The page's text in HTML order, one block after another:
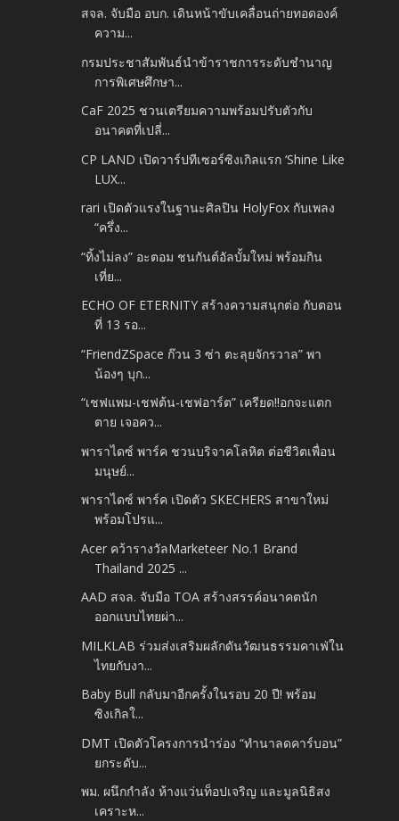
สจล. จับมือ อบก. เดินหน้าขับเคลื่อนถ่ายทอดองค์
ความ...
กรมประชาสัมพันธ์นำข้าราชการระดับชำนาญ
การพิเศษศึกษา...
CaF 2025 ชวนเตรียมความพร้อมปรับตัวกับ
อนาคตที่เปลี่...
CP LAND เปิดวาร์ปทีเซอร์ซิงเกิลแรก ‘Shine Like
LUX...
rari เปิดตัวแรงในฐานะศิลปิน HolyFox กับเพลง
“ครึ่ง...
“ทิ้งไม่ลง” อะตอม ชนกันต์อัลบั้มใหม่ พร้อมกิน
เที่ย...
ECHO OF ETERNITY สร้างความสนุกต่อ กับตอน
ที่ 13 รอ...
“FriendZSpace ก๊วน 3 ซ่า ตะลุยจักรวาล” พา
น้องๆ บุก...
“เชฟแพม-เชฟต้น-เชฟอาร์ต” เครียด!!อกจะแตก
ตาย เจอคว...
พาราไดซ์ พาร์ค ชวนบริจาคโลหิต ต่อชีวิตเพื่อน
มนุษย์...
พาราไดซ์ พาร์ค เปิดตัว SKECHERS สาขาใหม่
พร้อมโปรแ...
Acer คว้ารางวัลMarketeer No.1 Brand
Thailand 2025 ...
AAD สจล. จับมือ TOA สร้างสรรค์อนาคตนัก
ออกแบบไทยผ่า...
MILKLAB ร่วมส่งเสริมผลักดันวัฒนธรรมคาเฟ่ใน
ไทยกับงา...
Baby Bull กลับมาอีกครั้งในรอบ 20 ปี! พร้อม
ซิงเกิลใ...
DMT เปิดตัวโครงการนำร่อง “ทำนาลดคาร์บอน”
ยกระดับ...
พม. ผนึกกำลัง ห้างแว่นท็อปเจริญ และมูลนิธิสง
เคราะห...